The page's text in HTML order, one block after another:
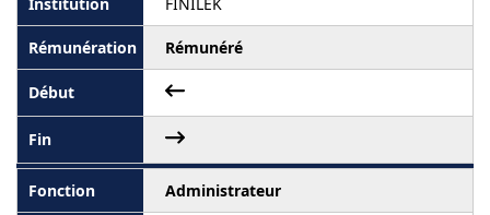
Rémunéré
Administrateur